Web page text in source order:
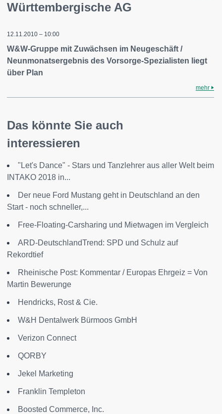
Württembergische AG
12.11.2010 – 10:00
W&W-Gruppe mit Zuwächsen im Neugeschäft /
Neunmonatsergebnis des Vorsorge-Spezialisten liegt
über Plan
mehr
Das könnte Sie auch
interessieren
"Let's Dance" - Stars und Tanzlehrer aus aller Welt beim
INTAKO 2018 in...
Der neue Ford Mustang geht in Deutschland an den
Start - noch schneller,...
Free-Floating-Carsharing und Mietwagen im Vergleich
ARD-DeutschlandTrend: SPD und Schulz auf
Rekordtief
Rheinische Post: Kommentar / Europas Ehrgeiz = Von
Martin Bewerunge
Hendricks, Rost & Cie.
W&H Dentalwerk Bürmoos GmbH
Verizon Connect
QORBY
Jekel Marketing
Franklin Templeton
Boosted Commerce, Inc.